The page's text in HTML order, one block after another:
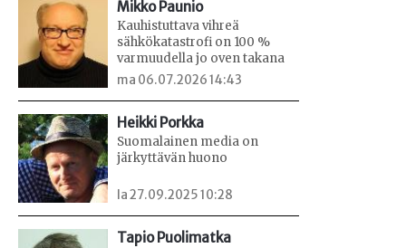
Mikko Paunio
Kauhistuttava vihreä
sähkökatastrofi on 100 %
varmuudella jo oven takana
ma 06.07.2026 14:43
Heikki Porkka
Suomalainen media on
järkyttävän huono
la 27.09.2025 10:28
Tapio Puolimatka